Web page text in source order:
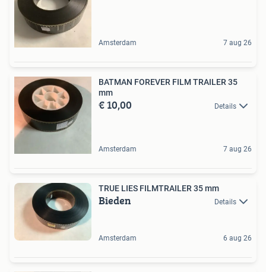
Amsterdam 7 aug 26
BATMAN FOREVER FILM TRAILER 35
mm
€ 10,00 Details
Amsterdam 7 aug 26
TRUE LIES FILMTRAILER 35 mm
Bieden Details
Amsterdam 6 aug 26